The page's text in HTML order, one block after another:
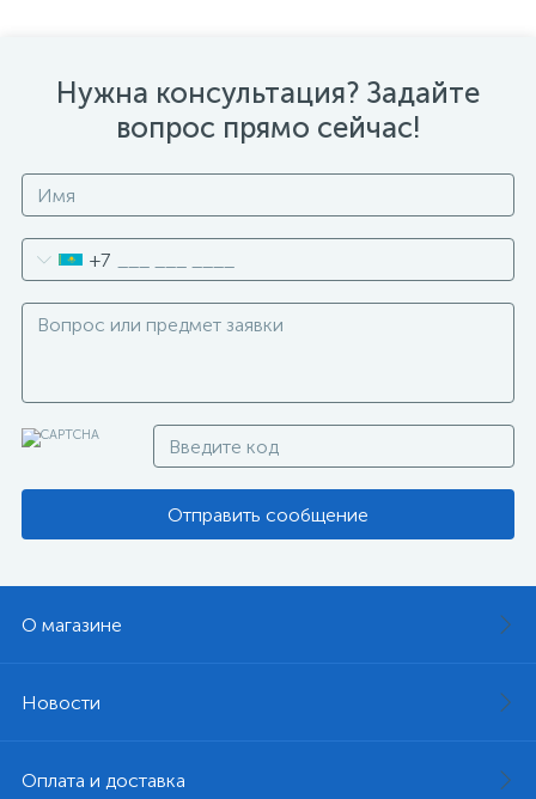
Нужна консультация? Задайте
вопрос прямо сейчас!
+7
Отправить сообщение
О магазине
Новости
Оплата и доставка